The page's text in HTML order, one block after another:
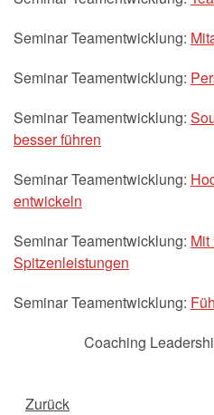
Seminar Teamentwicklung:
Seminar Teamentwicklung:
Seminar Teamentwicklung:
besser führen
Seminar Teamentwicklung:
entwickeln
Seminar Teamentwicklung: Mit
Spitzenleistungen
Seminar Teamentwicklung:
Coaching
Zurück